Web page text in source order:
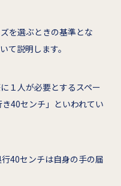
を選ぶときの基準とな
て説明します。
１人が必要とするスペー
40センチ」といわれてい
40センチは自身の手の届